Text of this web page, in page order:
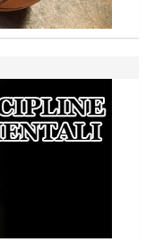
fare le